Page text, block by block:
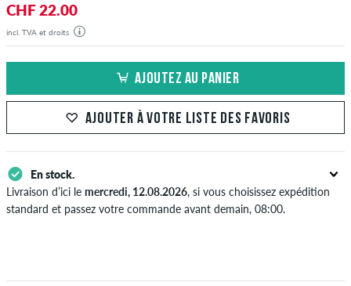
CHF 22.00
incl. TVA et droits
AJOUTEZ AU PANIER
AJOUTER À VOTRE LISTE DES FAVORIS
En stock.
Livraison d’ici le mercredi, 12.08.2026, si vous choisissez expédition
standard et passez votre commande avant demain, 08:00.
paiement. Plus d'info surExpédition&Paiement.